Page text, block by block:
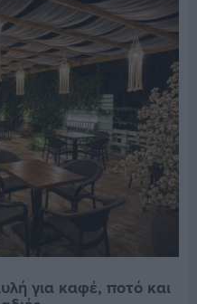
για καφέ, ποτό και